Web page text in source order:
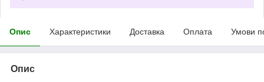
Опис Характеристики Доставка Оплата Умови
Опис